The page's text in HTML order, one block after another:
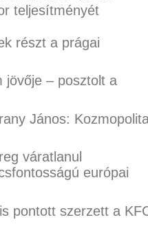
teljesítményét
részt a prágai
jövője – posztolt a
János:
váratlanul
európai
pontott szerzett a